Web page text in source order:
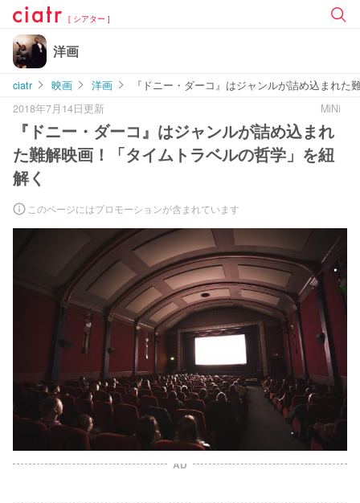
[ シアター ]
洋画
ciatr 映画 洋画
『ドニー・ダーコ』はジャンルが詰め込まれ
2018年7月14日更新
MiNi
『ドニー・ダーコ』はジャンルが詰め込まれ
た難解映画！「タイムトラベルの哲学」を紐
解く
このページにはプロモーションが含まれています
AD